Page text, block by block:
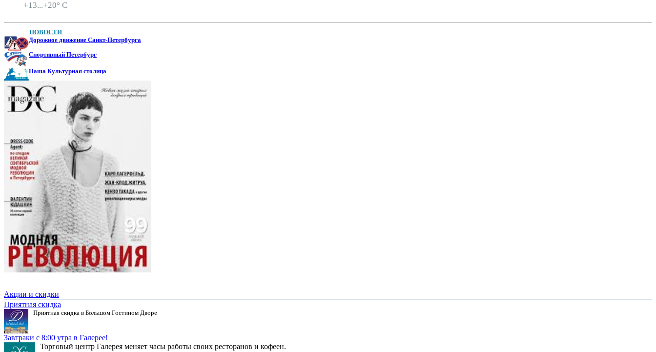
+13...+20° C
НОВОСТИ
Дорожное движение Санкт-Петербурга
Спортивный Петербург
Наша Культурная столица
Акции и скидки
Приятная скидка
Приятная скидка в Большом Гостином Дворе
Завтраки с 8:00 утра в Галерее!
Торговый центр Галерея меняет часы работы своих ресторанов и кофеен.